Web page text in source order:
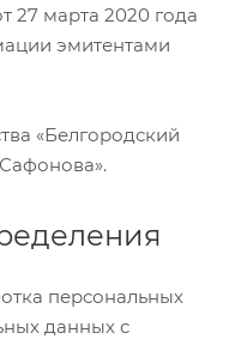
27 марта 2020 года
эмитентами
«Белгородский
персональных
данных с